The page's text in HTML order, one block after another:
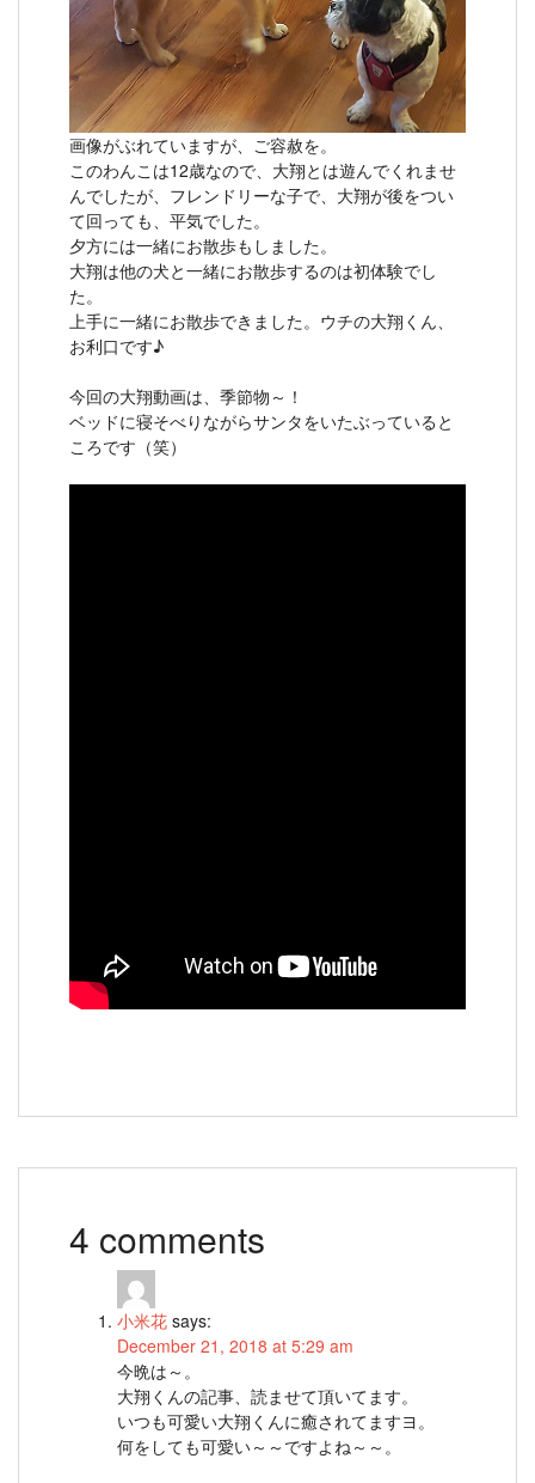
画像がぶれていますが、ご容赦を。
このわんこは12歳なので、大翔とは遊んでくれませ
んでしたが、フレンドリーな子で、大翔が後をつい
て回っても、平気でした。
夕方には一緒にお散歩もしました。
大翔は他の犬と一緒にお散歩するのは初体験でし
た。
上手に一緒にお散歩できました。ウチの大翔くん、
お利口です♪
今回の大翔動画は、季節物～！
ベッドに寝そべりながらサンタをいたぶっていると
ころです（笑）
4 comments
小米花 says:
December 21, 2018 at 5:29 am
今晩は～。
大翔くんの記事、読ませて頂いてます。
いつも可愛い大翔くんに癒されてますヨ。
何をしても可愛い～～ですよね～～。